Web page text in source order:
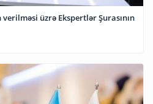
üzrə Ekspertlər Şurasının